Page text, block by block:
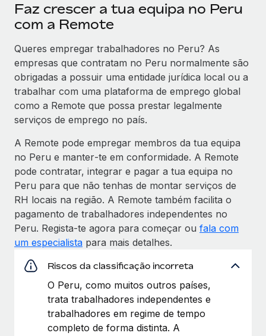
Faz crescer a tua equipa no Peru
com a Remote
Queres empregar trabalhadores no Peru? As
empresas que contratam no Peru normalmente são
obrigadas a possuir uma entidade jurídica local ou a
trabalhar com uma plataforma de emprego global
como a Remote que possa prestar legalmente
serviços de emprego no país.
A Remote pode empregar membros da tua equipa
no Peru e manter‑te em conformidade. A Remote
pode contratar, integrar e pagar a tua equipa no
Peru para que não tenhas de montar serviços de
RH locais na região. A Remote também facilita o
pagamento de trabalhadores independentes no
Peru. Regista‑te agora para começar ou fala com
um especialista para mais detalhes.
Riscos da classificação incorreta
O Peru, como muitos outros países,
trata trabalhadores independentes e
trabalhadores em regime de tempo
completo de forma distinta. A